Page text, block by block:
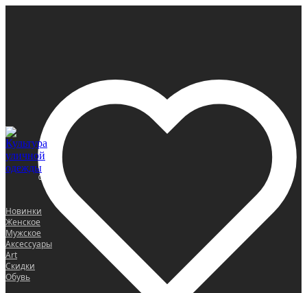
0
Новинки
Женское
Мужское
Аксессуары
Art
Скидки
Обувь